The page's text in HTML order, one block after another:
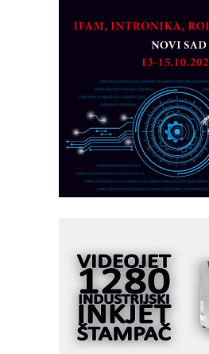
obradu!
Razvoj asortimanskog
PLC AKYTEC
AUKOM: Svetski
dostupan u Srbiji
MOTOMAN – NEXT-
veštačkom
I.SAFE MOBILE
industrijsku
pionirskimmobile
KIP KOP – napredna
savremene industrijske
objekte
Alba d.o.o. – 35 godina
metrologiji i pametnim
rešenjima